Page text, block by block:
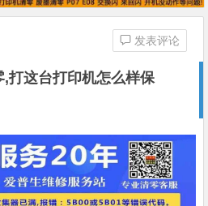
打这台打印机怎么样保
发表评论